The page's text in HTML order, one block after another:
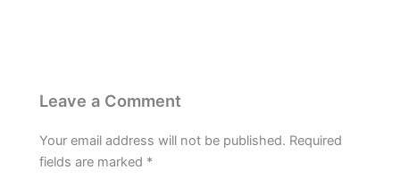
Leave a Comment
Your email address will not be published. Required
fields are marked *